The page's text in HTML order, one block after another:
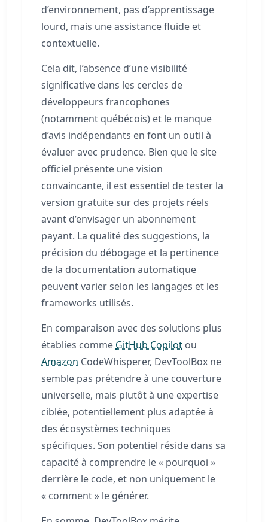
d’environnement, pas d’apprentissage
lourd, mais une assistance fluide et
contextuelle.
Cela dit, l’absence d’une visibilité
significative dans les cercles de
développeurs francophones
(notamment québécois) et le manque
d’avis indépendants en font un outil à
évaluer avec prudence. Bien que le site
officiel présente une vision
convaincante, il est essentiel de tester la
version gratuite sur des projets réels
avant d’envisager un abonnement
payant. La qualité des suggestions, la
précision du débogage et la pertinence
de la documentation automatique
peuvent varier selon les langages et les
frameworks utilisés.
En comparaison avec des solutions plus
établies comme GitHub Copilot ou
Amazon CodeWhisperer, DevToolBox ne
semble pas prétendre à une couverture
universelle, mais plutôt à une expertise
ciblée, potentiellement plus adaptée à
des écosystèmes techniques
spécifiques. Son potentiel réside dans sa
capacité à comprendre le « pourquoi »
derrière le code, et non uniquement le
« comment » le générer.